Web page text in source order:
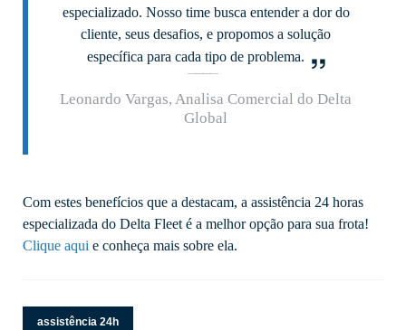
especializado. Nosso time busca entender a dor do
cliente, seus desafios, e propomos a solução
específica para cada tipo de problema.
Leonardo Vargas, Analisa Comercial do Delta
Global
Com estes benefícios que a destacam, a assistência 24 horas
especializada do Delta Fleet é a melhor opção para sua frota!
Clique aqui e conheça mais sobre ela.
assistência 24h